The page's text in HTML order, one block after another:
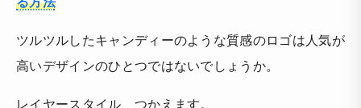
ツルツルしたキャンディーのような質感のロゴは人気が
高いデザインのひとつではないでしょうか。
レイヤースタイル、つかえます。